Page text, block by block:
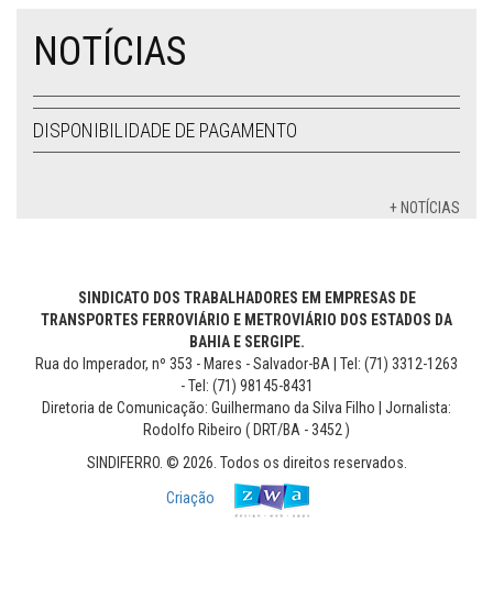
NOTÍCIAS
DISPONIBILIDADE DE PAGAMENTO
+ NOTÍCIAS
SINDICATO DOS TRABALHADORES EM EMPRESAS DE
TRANSPORTES FERROVIÁRIO E METROVIÁRIO DOS ESTADOS DA
BAHIA E SERGIPE.
Rua do Imperador, nº 353 - Mares - Salvador-BA | Tel: (71) 3312-1263
- Tel: (71) 98145-8431
Diretoria de Comunicação: Guilhermano da Silva Filho | Jornalista:
Rodolfo Ribeiro ( DRT/BA - 3452 )
SINDIFERRO. © 2026. Todos os direitos reservados.
Criação